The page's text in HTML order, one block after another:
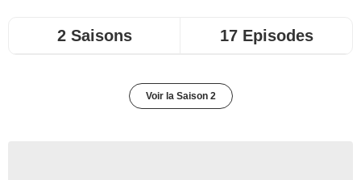
2 Saisons 17 Episodes
Voir la Saison 2